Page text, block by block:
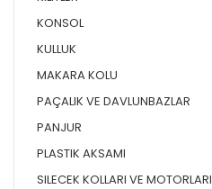
KONSOL
KULLUK
MAKARA KOLU
PAÇALIK VE DAVLUNBAZLAR
PANJUR
PLASTIK AKSAMI
SILECEK KOLLARI VE MOTORLARI